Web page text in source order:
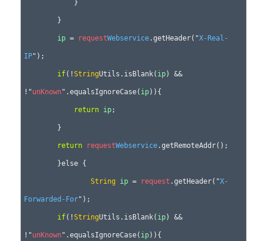
ip = requestWebservice.getHeader("X-Real-
IP");
if(!StringUtils.isBlank( ip) &&
!"unKnown".equalsIgnoreCase( ip)){
return ip;
return requestWebservice.getRemoteAddr();
String ip = request .getHeader("X-
Forwarded-For");
if(!StringUtils.isBlank( ip) &&
!"unKnown".equalsIgnoreCase( ip)){